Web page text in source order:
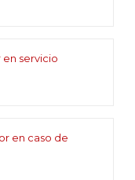
servicio
en caso de